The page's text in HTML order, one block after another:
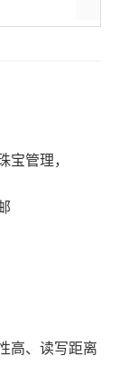
管理，
高、读写距离